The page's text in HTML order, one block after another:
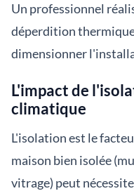
Un professionnel
déperdition
dimensionner
L'impact de
climatique
L'isolation est le
maison bien isolée
vitrage) peut